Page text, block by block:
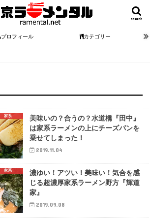
search
プロフィール カテゴリー
家系
美味いの？合うの？水道橋『田中』
は家系ラーメンの上にチーズパンを
乗せてしまった！
2019.11.04
家系
濃ゆい！アツい！美味い！気合を感
じる超濃厚家系ラーメン野方『輝道
家』
2019.09.08